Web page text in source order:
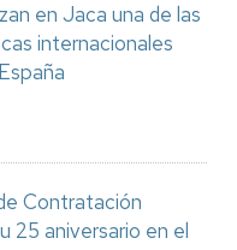
en Jaca una de las
internacionales
Contratación
25 aniversario en el